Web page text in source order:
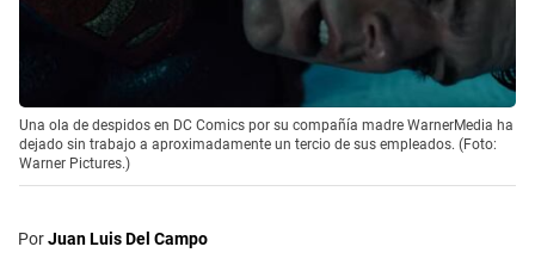
Una ola de despidos en DC Comics por su compañía madre WarnerMedia ha
dejado sin trabajo a aproximadamente un tercio de sus empleados. (Foto:
Warner Pictures.)
PorJuan Luis Del Campo